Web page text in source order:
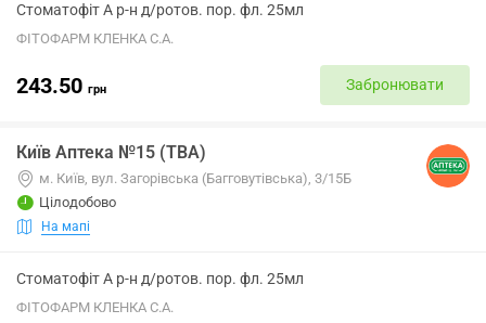
Стоматофіт А р-н д/ротов. пор. фл. 25мл
ФІТОФАРМ КЛЕНКА С.А.
243.50 грн Забронювати
Київ Аптека №15 (ТВА)
м. Київ, вул. Загорівська (Багговутівська), 3/15Б
Цілодобово
На мапі
Стоматофіт А р-н д/ротов. пор. фл. 25мл
ФІТОФАРМ КЛЕНКА С.А.